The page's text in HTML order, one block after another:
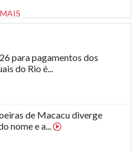
para pagamentos dos
do Rio é...
de Macacu diverge
nome e a...